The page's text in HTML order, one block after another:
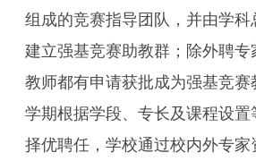
组成的竞赛指导团队，并由学科
建立强基竞赛助教群；除外聘专
教师都有申请获批成为强基竞
学期根据学段、专长及课程设
择优聘任，学校通过校内外专家